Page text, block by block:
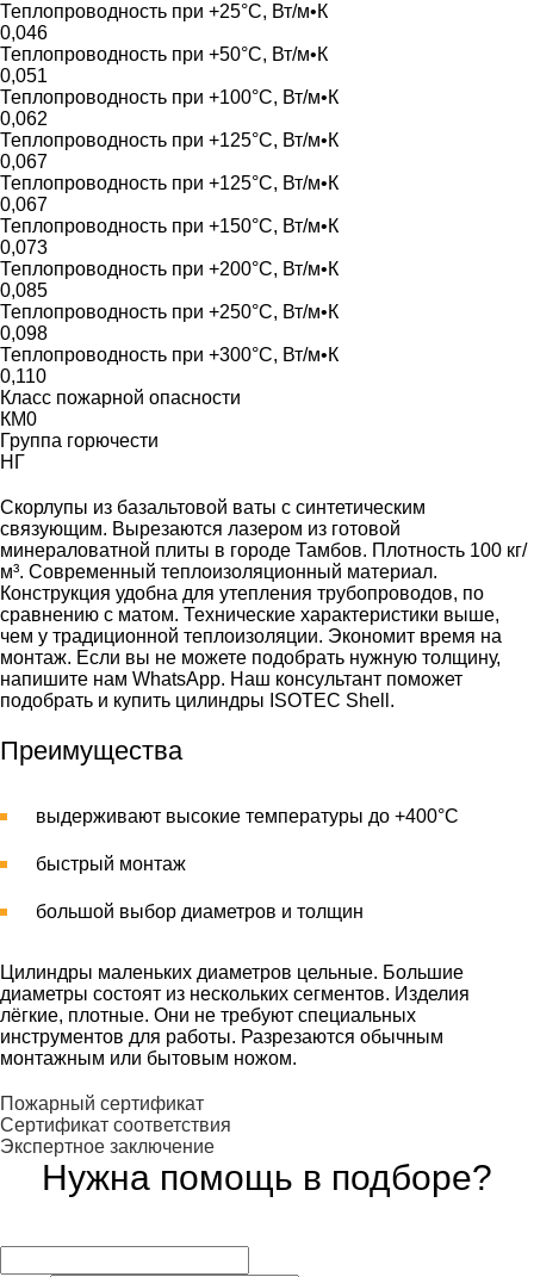
Теплопроводность при +25°С, Вт/м•К
0,046
Теплопроводность при +50°С, Вт/м•К
0,051
Теплопроводность при +100°С, Вт/м•К
0,062
Теплопроводность при +125°С, Вт/м•К
0,067
Теплопроводность при +125°С, Вт/м•К
0,067
Теплопроводность при +150°С, Вт/м•К
0,073
Теплопроводность при +200°С, Вт/м•К
0,085
Теплопроводность при +250°С, Вт/м•К
0,098
Теплопроводность при +300°С, Вт/м•К
0,110
Класс пожарной опасности
КМ0
Группа горючести
НГ
Скорлупы из базальтовой ваты с синтетическим
связующим. Вырезаются лазером из готовой
минераловатной плиты в городе Тамбов. Плотность 100 кг/
м³. Современный теплоизоляционный материал.
Конструкция удобна для утепления трубопроводов, по
сравнению с матом. Технические характеристики выше,
чем у традиционной теплоизоляции. Экономит время на
монтаж. Если вы не можете подобрать нужную толщину,
напишите нам WhatsApp. Наш консультант поможет
подобрать и купить цилиндры ISOTEC Shell.
Преимущества
выдерживают высокие температуры до +400°С
быстрый монтаж
большой выбор диаметров и толщин
Цилиндры маленьких диаметров цельные. Большие
диаметры состоят из нескольких сегментов. Изделия
лёгкие, плотные. Они не требуют специальных
инструментов для работы. Разрезаются обычным
монтажным или бытовым ножом.
Пожарный сертификат
Сертификат соответствия
Экспертное заключение
Нужна помощь в подборе?